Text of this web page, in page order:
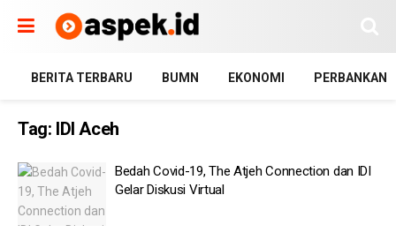
BERITA TERBARU BUMN EKONOMI PERBANKAN
Tag: IDI Aceh
Bedah Covid-19, The Atjeh Connection dan IDI
Gelar Diskusi Virtual